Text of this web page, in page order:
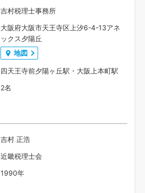
吉村税理士事務所
大阪府大阪市天王寺区上汐6-4-13アネ
ックス夕陽丘
地図
四天王寺前夕陽ヶ丘駅・大阪上本町駅
2名
吉村 正浩
近畿税理士会
1990年